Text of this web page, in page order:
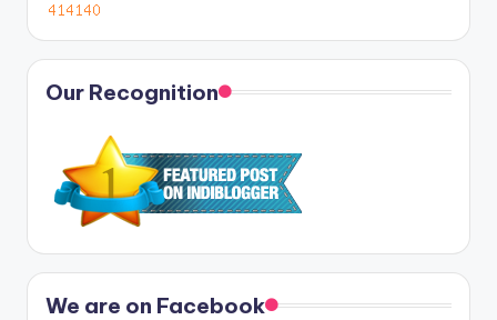
Our Recognition
We are on Facebook